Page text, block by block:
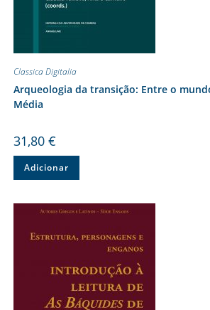
Classica Digitalia
Arqueologia da transição: Entre o
Média
31,80 €
Adicionar